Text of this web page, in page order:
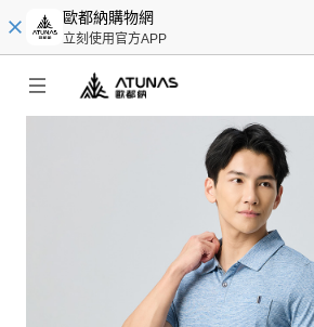
歐都納購物網
立刻使用官方APP